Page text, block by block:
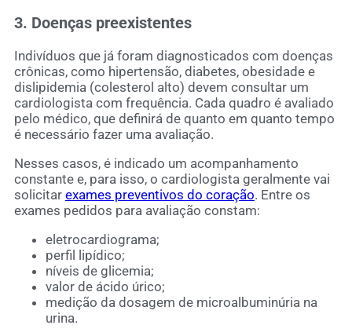
3. Doenças preexistentes
Indivíduos que já foram diagnosticados com doenças
crônicas, como hipertensão, diabetes, obesidade e
dislipidemia (colesterol alto) devem consultar um
cardiologista com frequência. Cada quadro é avaliado
pelo médico, que definirá de quanto em quanto tempo
é necessário fazer uma avaliação.
Nesses casos, é indicado um acompanhamento
constante e, para isso, o cardiologista geralmente vai
solicitar exames preventivos do coração. Entre os
exames pedidos para avaliação constam:
eletrocardiograma;
perfil lipídico;
níveis de glicemia;
valor de ácido úrico;
medição da dosagem de microalbuminúria na
urina.